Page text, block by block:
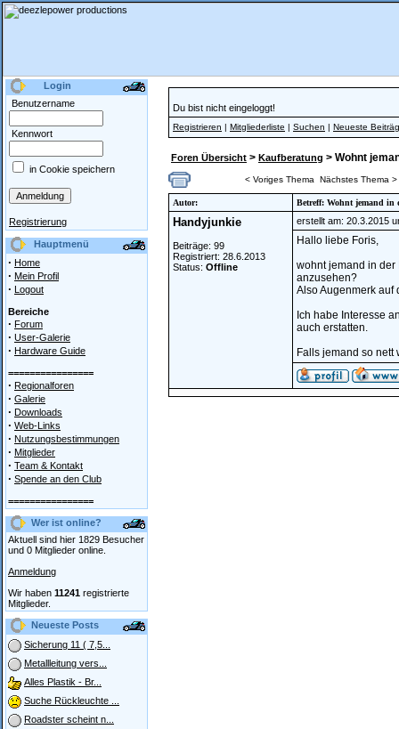
Login
Benutzername
Kennwort
in Cookie speichern
Registrierung
Hauptmenü
· Home
· Mein Profil
· Logout
Bereiche
· Forum
· User-Galerie
· Hardware Guide
================
· Regionalforen
· Galerie
· Downloads
· Web-Links
· Nutzungsbestimmungen
· Mitglieder
· Team & Kontakt
· Spende an den Club
================
Wer ist online?
Aktuell sind hier 1829 Besucher
und 0 Mitglieder online.
Anmeldung
Wir haben 11241 registrierte
Mitglieder.
Neueste Posts
Sicherung 11 ( 7,5...
Metallleitung vers...
Alles Plastik - Br...
Suche Rückleuchte ...
Roadster scheint n...
Du bist nicht eingeloggt!
Registrieren | Mitgliederliste | Suchen | Neueste
Foren Übersicht > Kaufberatung > Wohnt
< Voriges Thema Nächstes Thema >
Autor: Betreff: Wohnt jemand in
Handyjunkie
Beiträge: 99
Registriert: 28.6.2013
Status: Offline
erstellt am: 20.3.2015
Hallo liebe Foris,
wohnt jemand in der
anzusehen?
Also Augenmerk auf
Ich habe Interesse
auch erstatten.
Falls jemand so